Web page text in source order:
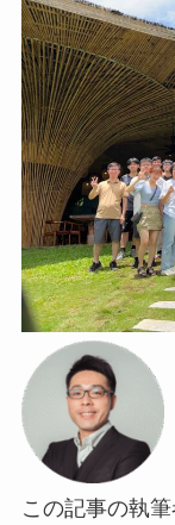
この記事の執